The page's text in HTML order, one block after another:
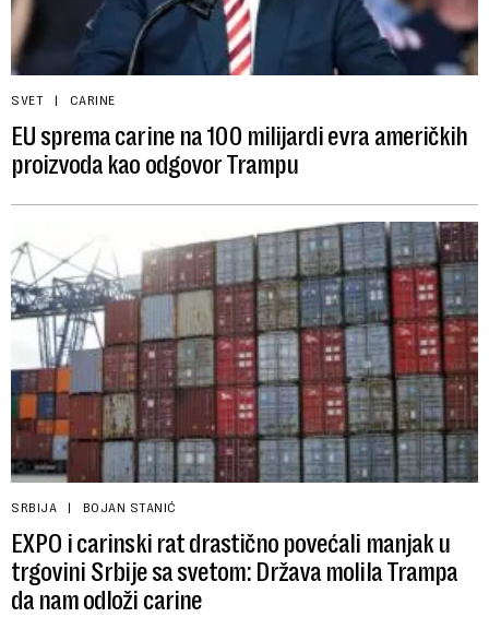
SVET CARINE
EU sprema carine na 100 milijardi evra američkih
proizvoda kao odgovor Trampu
SRBIJA BOJAN STANIĆ
EXPO i carinski rat drastično povećali manjak u
trgovini Srbije sa svetom: Država molila Trampa
da nam odloži carine